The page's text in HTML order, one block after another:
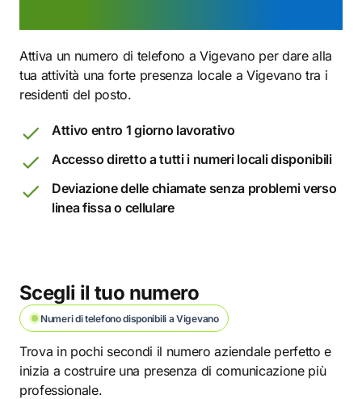
Attiva un numero di telefono a Vigevano per dare alla
tua attività una forte presenza locale a Vigevano tra i
residenti del posto.
Attivo entro 1 giorno lavorativo
Accesso diretto a tutti i numeri locali disponibili
Deviazione delle chiamate senza problemi verso
linea fissa o cellulare
Scegli il tuo numero
Numeri di telefono disponibili a Vigevano
Trova in pochi secondi il numero aziendale perfetto e
inizia a costruire una presenza di comunicazione più
professionale.